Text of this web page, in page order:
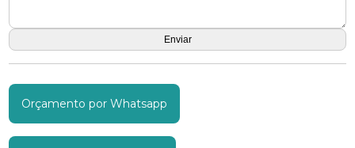
Orçamento por Whatsapp